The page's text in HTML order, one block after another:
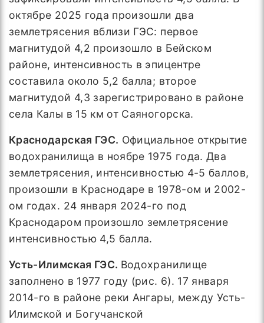
октябре 2025 года произошли два
землетрясения вблизи ГЭС: первое
магнитудой 4,2 произошло в Бейском
районе, интенсивность в эпицентре
составила около 5,2 балла; второе
магнитудой 4,3 зарегистрировано в районе
села Калы в 15 км от Саяногорска.
Краснодарская ГЭС. Официальное открытие
водохранилища в ноябре 1975 года. Два
землетрясения, интенсивностью 4-5 баллов,
произошли в Краснодаре в 1978-ом и 2002-
ом годах. 24 января 2024-го под
Краснодаром произошло землетрясение
интенсивностью 4,5 балла.
Усть-Илимская ГЭС. Водохранилище
заполнено в 1977 году (рис. 6). 17 января
2014-го в районе реки Ангары, между Усть-
Илимской и Богучанской